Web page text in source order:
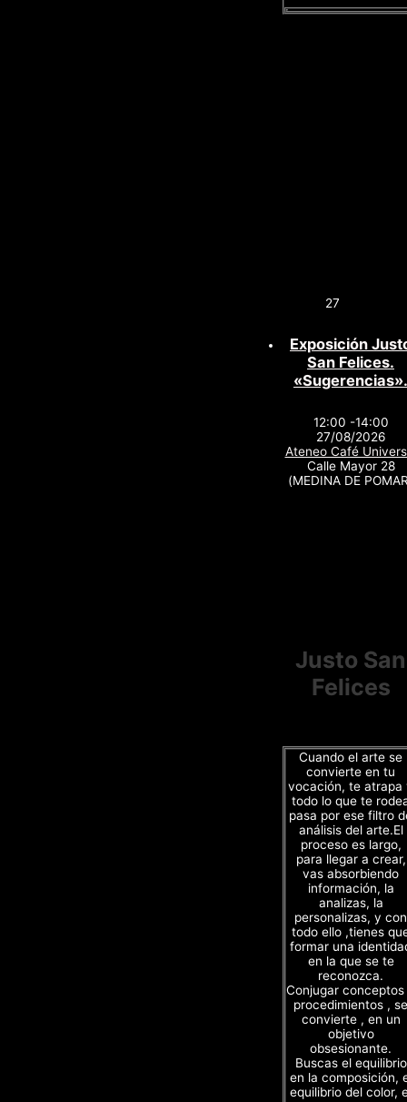
27
Exposición
San Felices.
«Sugerencias».
12:00 -14:00
27/08/2026
Ateneo Café
Calle Mayor 28
(MEDINA DE
Justo San
Felices
Cuando el arte se
convierte en tu
vocación, te atrapa
todo lo que te
pasa por ese filtro
análisis del arte.El
proceso es largo,
para llegar a crear,
vas absorbiendo
información, la
analizas, la
personalizas, y con
todo ello ,tienes
formar una
en la que se te
reconozca.
Conjugar
procedimientos , se
convierte , en un
objetivo
obsesionante.
Buscas el equilibrio
en la composición,
equilibrio del color,